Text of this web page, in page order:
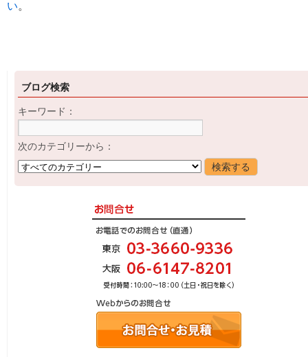
い。
ブログ検索
キーワード：
次のカテゴリーから：